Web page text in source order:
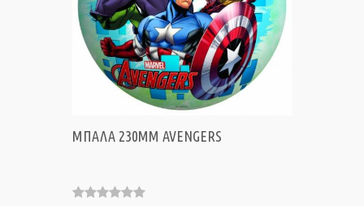
ΜΠΑΛΑ 230MM AVENGERS